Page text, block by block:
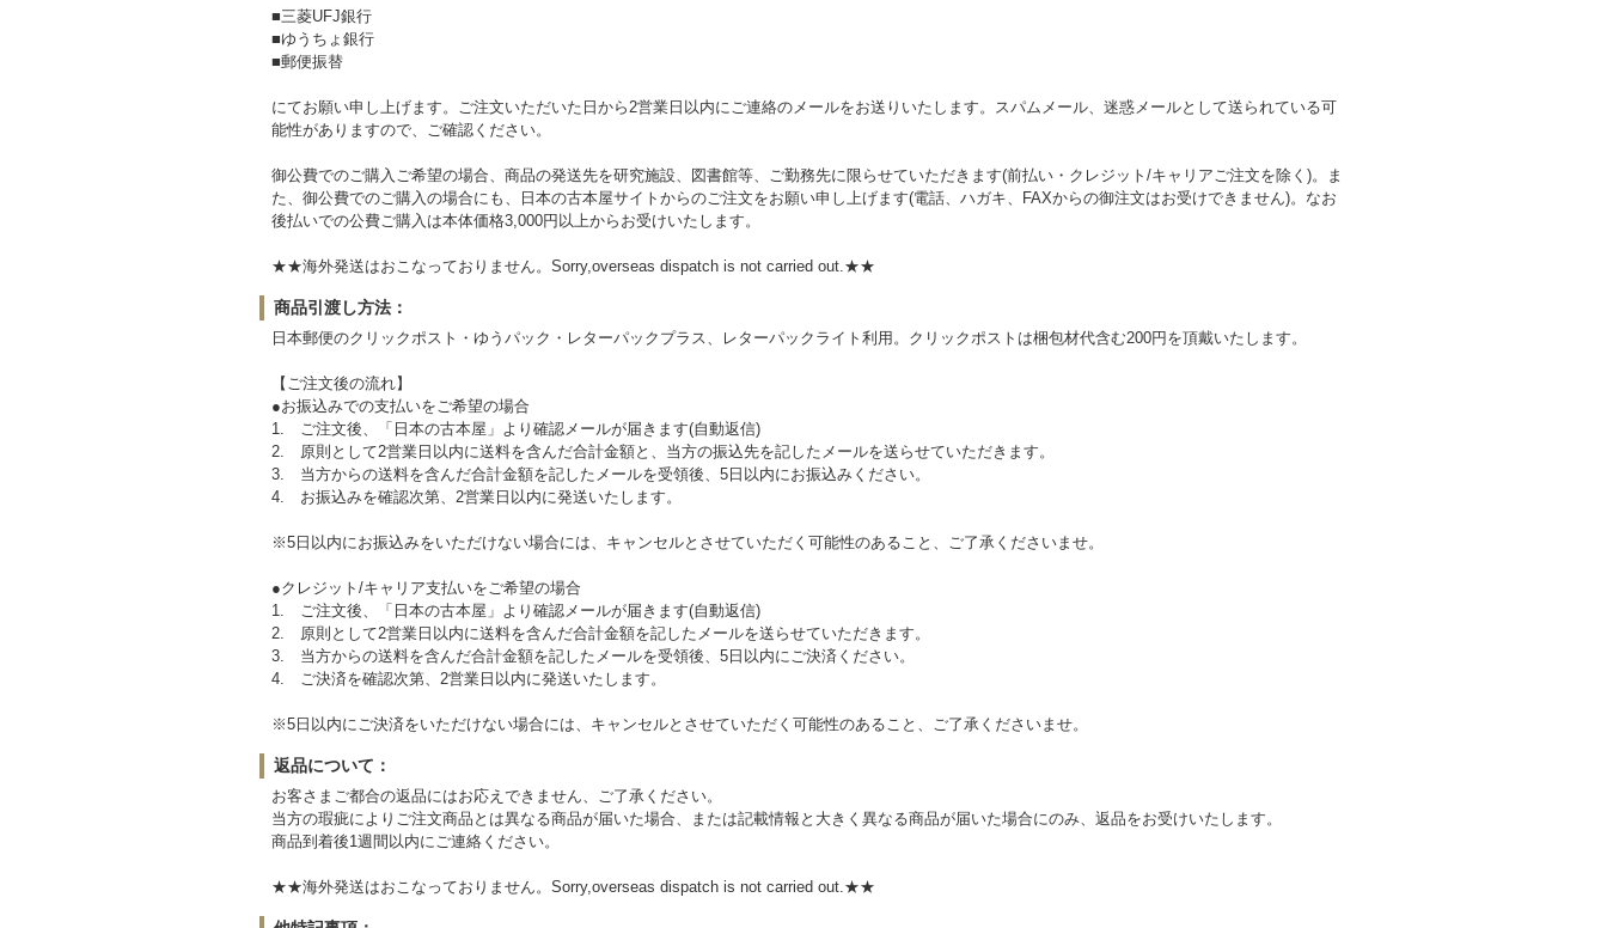
■三菱UFJ銀行
■ゆうちょ銀行
■郵便振替
にてお願い申し上げます。ご注文いただいた日から2営業日以内にご連絡のメールをお送りいたします。スパムメール、迷惑メールとして送られている可
能性がありますので、ご確認ください。
御公費でのご購入ご希望の場合、商品の発送先を研究施設、図書館等、ご勤務先に限らせていただきます(前払い・クレジット/キャリアご注文を除く)。ま
た、御公費でのご購入の場合にも、日本の古本屋サイトからのご注文をお願い申し上げます(電話、ハガキ、FAXからの御注文はお受けできません)。なお
後払いでの公費ご購入は本体価格3,000円以上からお受けいたします。
★★海外発送はおこなっておりません。Sorry,overseas dispatch is not carried out.★★
商品引渡し方法：
日本郵便のクリックポスト・ゆうパック・レターパックプラス、レターパックライト利用。クリックポストは梱包材代含む200円を頂戴いたします。
【ご注文後の流れ】
●お振込みでの支払いをご希望の場合
1. ご注文後、「日本の古本屋」より確認メールが届きます(自動返信)
2. 原則として2営業日以内に送料を含んだ合計金額と、当方の振込先を記したメールを送らせていただきます。
3. 当方からの送料を含んだ合計金額を記したメールを受領後、5日以内にお振込みください。
4. お振込みを確認次第、2営業日以内に発送いたします。
※5日以内にお振込みをいただけない場合には、キャンセルとさせていただく可能性のあること、ご了承くださいませ。
●クレジット/キャリア支払いをご希望の場合
1. ご注文後、「日本の古本屋」より確認メールが届きます(自動返信)
2. 原則として2営業日以内に送料を含んだ合計金額を記したメールを送らせていただきます。
3. 当方からの送料を含んだ合計金額を記したメールを受領後、5日以内にご決済ください。
4. ご決済を確認次第、2営業日以内に発送いたします。
※5日以内にご決済をいただけない場合には、キャンセルとさせていただく可能性のあること、ご了承くださいませ。
返品について：
お客さまご都合の返品にはお応えできません、ご了承ください。
当方の瑕疵によりご注文商品とは異なる商品が届いた場合、または記載情報と大きく異なる商品が届いた場合にのみ、返品をお受けいたします。
商品到着後1週間以内にご連絡ください。
★★海外発送はおこなっておりません。Sorry,overseas dispatch is not carried out.★★